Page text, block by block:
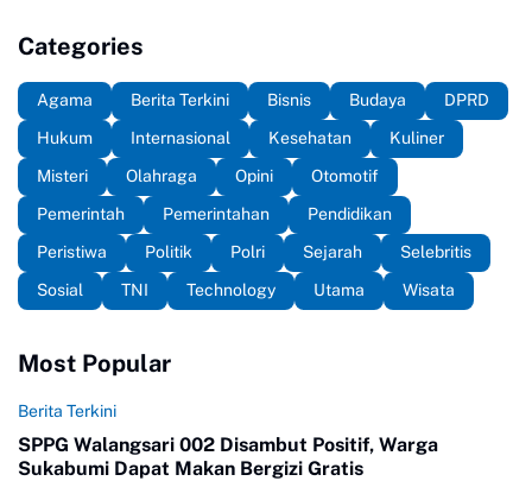
Categories
Agama Berita Terkini Bisnis Budaya
DPRD
Hukum
Internasional Kesehatan
Kuliner
Misteri
Olahraga Opini
Otomotif
Pemerintah
Pemerintahan
Pendidikan
Peristiwa
Politik Polri Sejarah
Selebritis
Sosial
TNI Technology Utama Wisata
Most Popular
Berita Terkini
SPPG Walangsari 002 Disambut Positif, Warga
Sukabumi Dapat Makan Bergizi Gratis